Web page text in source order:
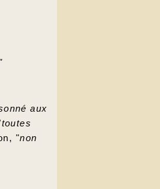
aux
toutes
"non